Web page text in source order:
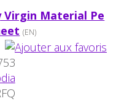
Virgin Material Pe
(EN)